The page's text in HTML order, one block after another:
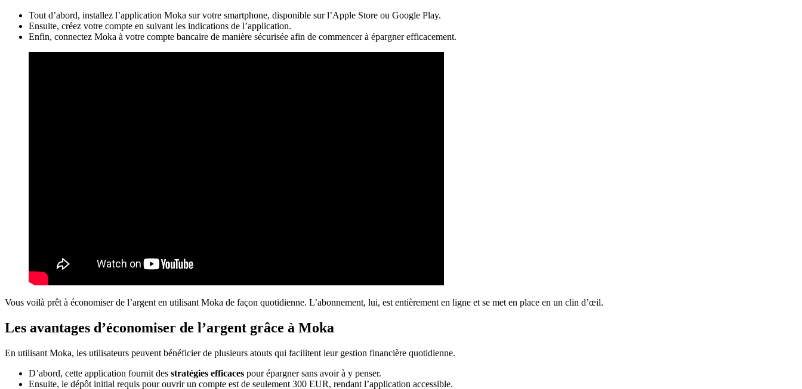
Tout d’abord, installez l’application Moka sur votre smartphone, disponible sur l’Apple Store ou Google Play.
Ensuite, créez votre compte en suivant les indications de l’application.
Enfin, connectez Moka à votre compte bancaire de manière sécurisée afin de commencer à épargner efficacement.
Vous voilà prêt à économiser de l’argent en utilisant Moka de façon quotidienne. L’abonnement, lui, est entièrement en ligne et se met en place en un clin d’œil.
Les avantages d’économiser de l’argent grâce à Moka
En utilisant Moka, les utilisateurs peuvent bénéficier de plusieurs atouts qui facilitent leur gestion financière quotidienne.
D’abord, cette application fournit des stratégies efficaces pour épargner sans avoir à y penser.
Ensuite, le dépôt initial requis pour ouvrir un compte est de seulement 300 EUR, rendant l’application accessible.